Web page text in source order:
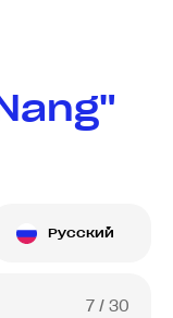
Русский
7 / 30